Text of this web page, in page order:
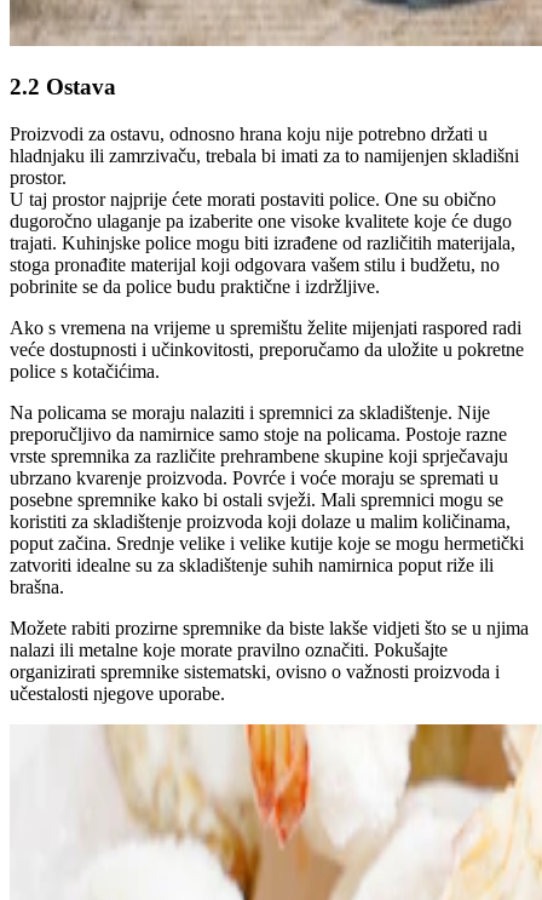
2.2 Ostava
Proizvodi za ostavu, odnosno hrana koju nije potrebno držati u
hladnjaku ili zamrzivaču, trebala bi imati za to namijenjen skladišni
prostor.
U taj prostor najprije ćete morati postaviti police. One su obično
dugoročno ulaganje pa izaberite one visoke kvalitete koje će dugo
trajati. Kuhinjske police mogu biti izrađene od različitih materijala,
stoga pronađite materijal koji odgovara vašem stilu i budžetu, no
pobrinite se da police budu praktične i izdržljive.
Ako s vremena na vrijeme u spremištu želite mijenjati raspored radi
veće dostupnosti i učinkovitosti, preporučamo da uložite u pokretne
police s kotačićima.
Na policama se moraju nalaziti i spremnici za skladištenje. Nije
preporučljivo da namirnice samo stoje na policama. Postoje razne
vrste spremnika za različite prehrambene skupine koji sprječavaju
ubrzano kvarenje proizvoda. Povrće i voće moraju se spremati u
posebne spremnike kako bi ostali svježi. Mali spremnici mogu se
koristiti za skladištenje proizvoda koji dolaze u malim količinama,
poput začina. Srednje velike i velike kutije koje se mogu hermetički
zatvoriti idealne su za skladištenje suhih namirnica poput riže ili
brašna.
Možete rabiti prozirne spremnike da biste lakše vidjeti što se u njima
nalazi ili metalne koje morate pravilno označiti. Pokušajte
organizirati spremnike sistematski, ovisno o važnosti proizvoda i
učestalosti njegove uporabe.